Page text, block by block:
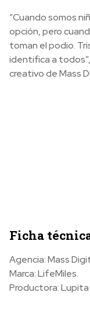
“Cuando somos
opción, pero
toman el podio.
identifica a
creativo de Mass
Ficha
Agencia: Mass
Marca: LifeMiles.
Productora: Lupita